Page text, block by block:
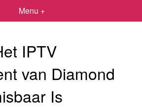
Menu +
IPTV
van Diamond
Is